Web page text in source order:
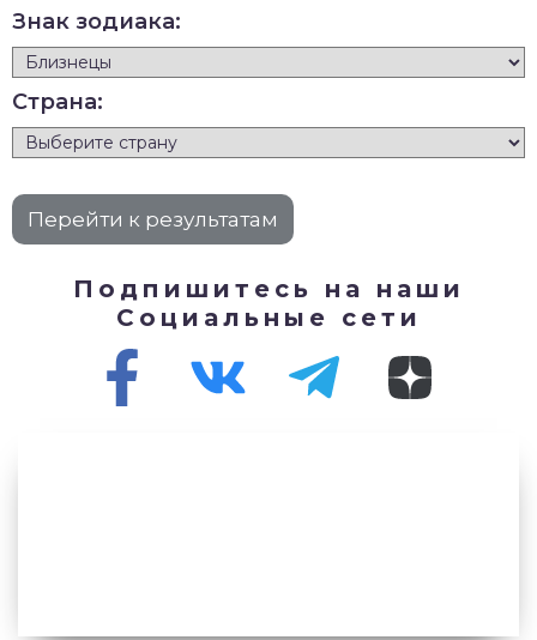
Знак зодиака:
Страна:
Подпишитесь на наши
Социальные сети